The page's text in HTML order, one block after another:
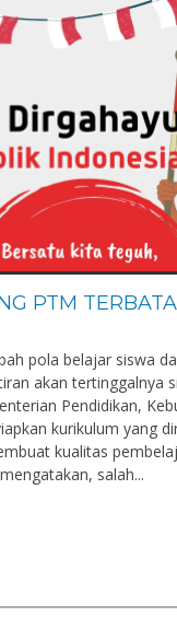
PTM
pola belajar siswa
akan tertinggalnya
Pendidikan,
kurikulum yang
kualitas
salah...